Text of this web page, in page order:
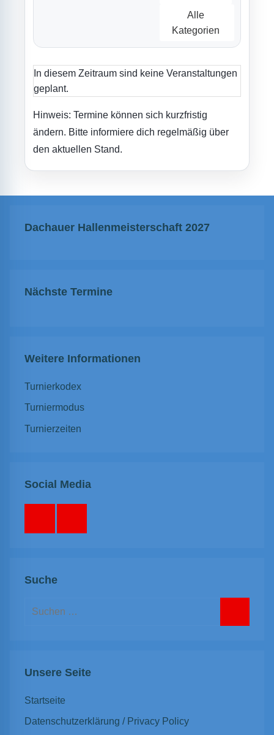
Alle
Kategorien
In diesem Zeitraum sind keine Veranstaltungen
geplant.
Hinweis: Termine können sich kurzfristig
ändern. Bitte informiere dich regelmäßig über
den aktuellen Stand.
Dachauer Hallenmeisterschaft 2027
Nächste Termine
Weitere Informationen
Turnierkodex
Turniermodus
Turnierzeiten
Social Media
Suche
Suchen
Unsere Seite
Startseite
Datenschutzerklärung / Privacy Policy